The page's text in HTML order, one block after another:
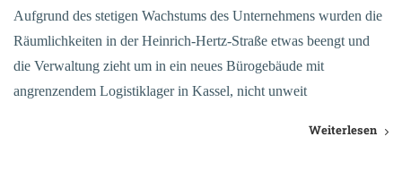
Aufgrund des stetigen Wachstums des Unternehmens wurden die
Räumlichkeiten in der Heinrich-Hertz-Straße etwas beengt und
die Verwaltung zieht um in ein neues Bürogebäude mit
angrenzendem Logistiklager in Kassel, nicht unweit
Weiterlesen